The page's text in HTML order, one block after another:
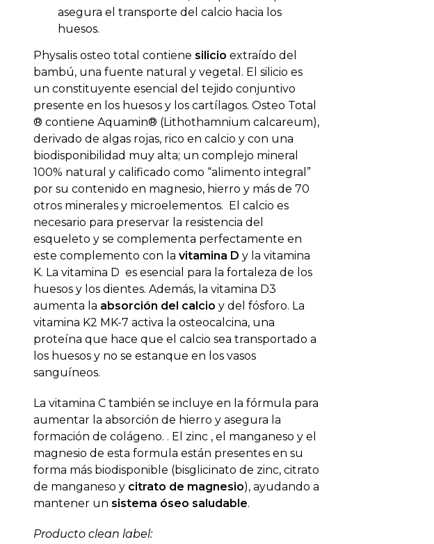
asegura el transporte del calcio hacia los
huesos.
Physalis osteo total contiene silicio extraído del
bambú, una fuente natural y vegetal. El silicio es
un constituyente esencial del tejido conjuntivo
presente en los huesos y los cartílagos. Osteo Total
® contiene Aquamin® (Lithothamnium calcareum),
derivado de algas rojas, rico en calcio y con una
biodisponibilidad muy alta; un complejo mineral
100% natural y calificado como “alimento integral”
por su contenido en magnesio, hierro y más de 70
otros minerales y microelementos. El calcio es
necesario para preservar la resistencia del
esqueleto y se complementa perfectamente en
este complemento con lavitamina D y la vitamina
K. La vitamina D es esencial para la fortaleza de los
huesos y los dientes. Además, la vitamina D3
aumenta la absorción del calcio y del fósforo. La
vitamina K2 MK-7 activa la osteocalcina, una
proteína que hace que el calcio sea transportado a
los huesos y no se estanque en los vasos
sanguíneos.
La vitamina C también se incluye en la fórmula para
aumentar la absorción de hierro y asegura la
formación de colágeno. . El zinc , el manganeso y el
magnesio de esta formula están presentes en su
forma más biodisponible (bisglicinato de zinc, citrato
de manganeso y citrato de magnesio), ayudando a
mantener un sistema óseo saludable.
Producto clean label: